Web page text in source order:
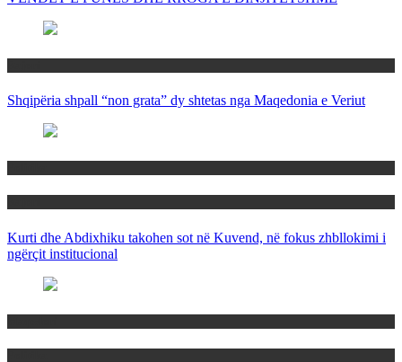
Shqipëria shpall “non grata” dy shtetas nga Maqedonia e Veriut
Kurti dhe Abdixhiku takohen sot në Kuvend, në fokus zhbllokimi i
ngërçit institucional